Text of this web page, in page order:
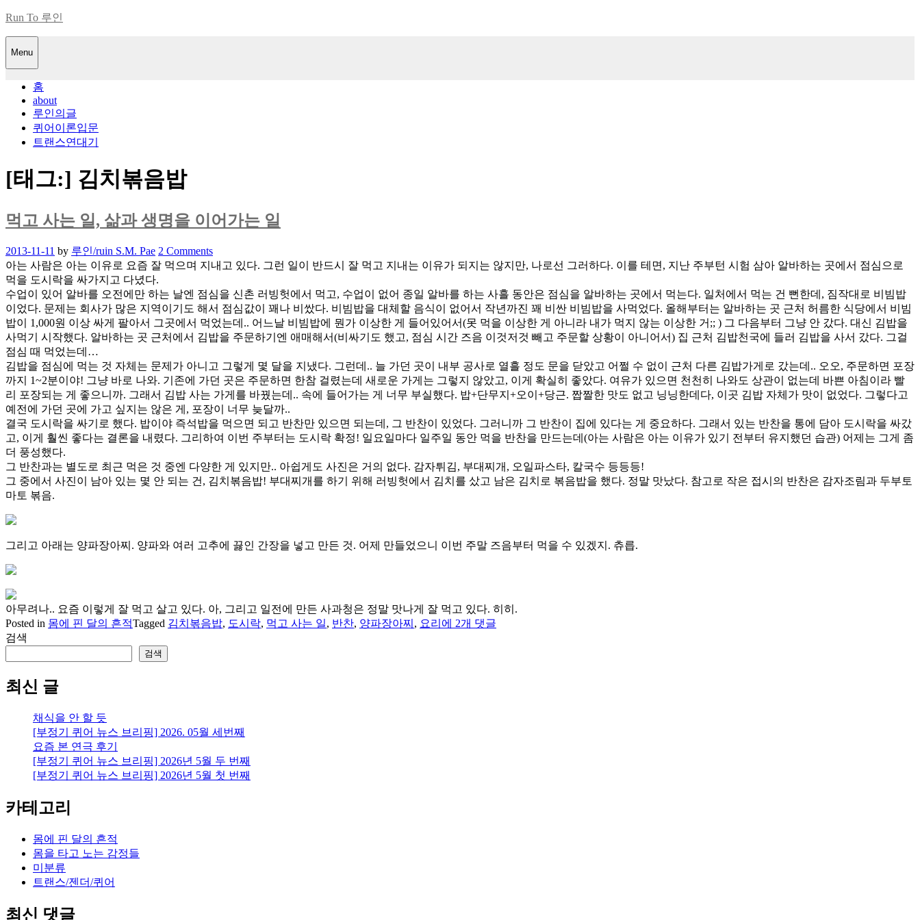
Skip
content
Run To 루인
Menu
홈
about
루인의글
퀴어이론입문
트랜스연대기
[태그:] 김치볶음밥
먹고 사는 일, 삶과 생명을 이어가는 일
Posted
on
2013-11-11 by 루인/ruin S.M. Pae 2 Comments
아는 사람은 아는 이유로 요즘 잘 먹으며 지내고 있다. 그런 일이 반드시 잘 먹고 지내는 이유가 되지는 않지만, 나로선 그러하다. 이를 테면, 지난 주부턴 시험 삼아 알바하는 곳에서 점심으로
먹을 도시락을 싸가지고 다녔다.
수업이 있어 알바를 오전에만 하는 날엔 점심을 신촌 러빙헛에서 먹고, 수업이 없어 종일 알바를 하는 사흘 동안은 점심을 알바하는 곳에서 먹는다. 일처에서 먹는 건 뻔한데, 짐작대로 비빔밥
이었다. 문제는 회사가 많은 지역이기도 해서 점심값이 꽤나 비쌌다. 비빔밥을 대체할 음식이 없어서 작년까진 꽤 비싼 비빔밥을 사먹었다. 올해부터는 알바하는 곳 근처 허름한 식당에서 비빔
밥이 1,000원 이상 싸게 팔아서 그곳에서 먹었는데.. 어느날 비빔밥에 뭔가 이상한 게 들어있어서(못 먹을 이상한 게 아니라 내가 먹지 않는 이상한 거;; ) 그 다음부터 그냥 안 갔다. 대신 김밥을
사먹기 시작했다. 알바하는 곳 근처에서 김밥을 주문하기엔 애매해서(비싸기도 했고, 점심 시간 즈음 이것저것 빼고 주문할 상황이 아니어서) 집 근처 김밥천국에 들러 김밥을 사서 갔다. 그걸
점심 때 먹었는데…
김밥을 점심에 먹는 것 자체는 문제가 아니고 그렇게 몇 달을 지냈다. 그런데.. 늘 가던 곳이 내부 공사로 열흘 정도 문을 닫았고 어쩔 수 없이 근처 다른 김밥가게로 갔는데.. 오오, 주문하면 포장
까지 1~2분이야! 그냥 바로 나와. 기존에 가던 곳은 주문하면 한참 걸렸는데 새로운 가게는 그렇지 않았고, 이게 확실히 좋았다. 여유가 있으면 천천히 나와도 상관이 없는데 바쁜 아침이라 빨
리 포장되는 게 좋으니까. 그래서 김밥 사는 가게를 바꿨는데.. 속에 들어가는 게 너무 부실했다. 밥+단무지+오이+당근. 짭짤한 맛도 없고 닝닝한데다, 이곳 김밥 자체가 맛이 없었다. 그렇다고
예전에 가던 곳에 가고 싶지는 않은 게, 포장이 너무 늦달까..
결국 도시락을 싸기로 했다. 밥이야 즉석밥을 먹으면 되고 반찬만 있으면 되는데, 그 반찬이 있었다. 그러니까 그 반찬이 집에 있다는 게 중요하다. 그래서 있는 반찬을 통에 담아 도시락을 싸갔
고, 이게 훨씬 좋다는 결론을 내렸다. 그리하여 이번 주부터는 도시락 확정! 일요일마다 일주일 동안 먹을 반찬을 만드는데(아는 사람은 아는 이유가 있기 전부터 유지했던 습관) 어제는 그게 좀
더 풍성했다.
그 반찬과는 별도로 최근 먹은 것 중엔 다양한 게 있지만.. 아쉽게도 사진은 거의 없다. 감자튀김, 부대찌개, 오일파스타, 칼국수 등등등!
그 중에서 사진이 남아 있는 몇 안 되는 건, 김치볶음밥! 부대찌개를 하기 위해 러빙헛에서 김치를 샀고 남은 김치로 볶음밥을 했다. 정말 맛났다. 참고로 작은 접시의 반찬은 감자조림과 두부토
마토 볶음.
그리고 아래는 양파장아찌. 양파와 여러 고추에 끓인 간장을 넣고 만든 것. 어제 만들었으니 이번 주말 즈음부터 먹을 수 있겠지. 츄릅.
아무려나.. 요즘 이렇게 잘 먹고 살고 있다. 아, 그리고 일전에 만든 사과청은 정말 맛나게 잘 먹고 있다. 히히.
Posted in 몸에 핀 달의 흔적Tagged 김치볶음밥, 도시락, 먹고 사는 일, 반찬, 양파장아찌 , 요리 먹
에 2개 댓글
검색
검색
최신 글
채식을 안 할 듯
[부정기 퀴어 뉴스 브리핑] 2026. 05월 세번째
요즘 본 연극 후기
[부정기 퀴어 뉴스 브리핑] 2026년 5월 두 번째
[부정기 퀴어 뉴스 브리핑] 2026년 5월 첫 번째
카테고리
몸에 핀 달의 흔적
몸을 타고 노는 감정들
미분류
트랜스/젠더/퀴어
최신 댓글